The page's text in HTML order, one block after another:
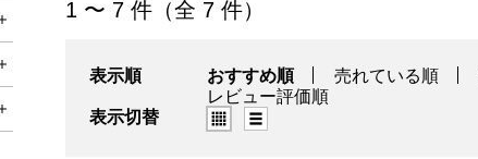
「グルメ」の商品一覧
1 〜 7 件（全 7 件）
表示順 おすすめ順 売れている順
レビュー評価順
表示切替
グリッド表示（タイル表示）
詳細を開く
詳細を開く
詳細を開く